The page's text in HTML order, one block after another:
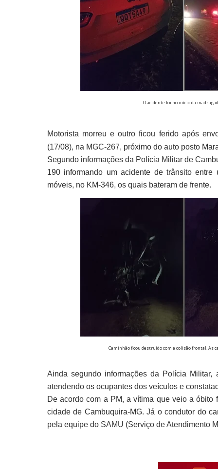
O acidente foi no início da
Motorista morreu e outro ficou ferido após
(17/08), na MGC-267, próximo do auto posto
Segundo informações da Polícia Militar de
190 informando um acidente de trânsito
móveis, no KM-346, os quais bateram de frente.
Caminhão ficou destruído com a colisão frontal. As
Ainda segundo informações da Polícia
atendendo os ocupantes dos veículos e
De acordo com a PM, a vítima que veio a
cidade de Cambuquira-MG. Já o condutor do
pela equipe do SAMU (Serviço de Atendimento